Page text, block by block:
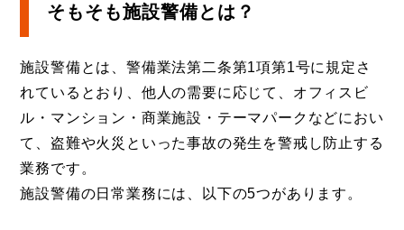
そもそも施設警備とは？
施設警備とは、警備業法第二条第1項第1号に規定さ
れているとおり、他人の需要に応じて、オフィスビ
ル・マンション・商業施設・テーマパークなどにおい
て、盗難や火災といった事故の発生を警戒し防止する
業務です。
施設警備の日常業務には、以下の5つがあります。